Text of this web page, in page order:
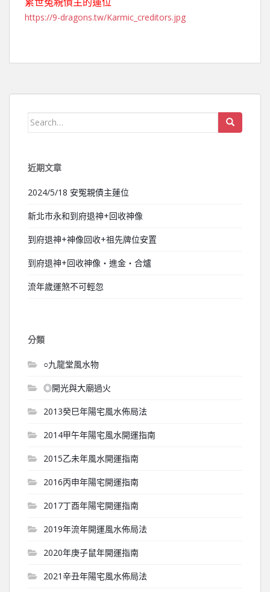
https://9-dragons.tw/Karmic_creditors.jpg
Search for:
近期文章
2024/5/18 安冤親債主蓮位
新北市永和到府退神+回收神像
到府退神+神像回收+祖先牌位安置
到府退神+回收神像‧進金‧合爐
流年歲運煞不可輕忽
分類
○九龍堂風水物
◎開光與大廟過火
2013癸巳年陽宅風水佈局法
2014甲午年陽宅風水開運指南
2015乙未年風水開運指南
2016丙申年陽宅開運指南
2017丁酉年陽宅開運指南
2019年流年開運風水佈局法
2020年庚子鼠年開運指南
2021辛丑年陽宅風水佈局法